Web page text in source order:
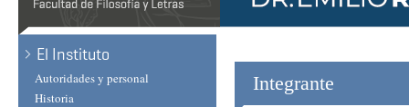
El Instituto
Autoridades y personal
Historia
Integrante